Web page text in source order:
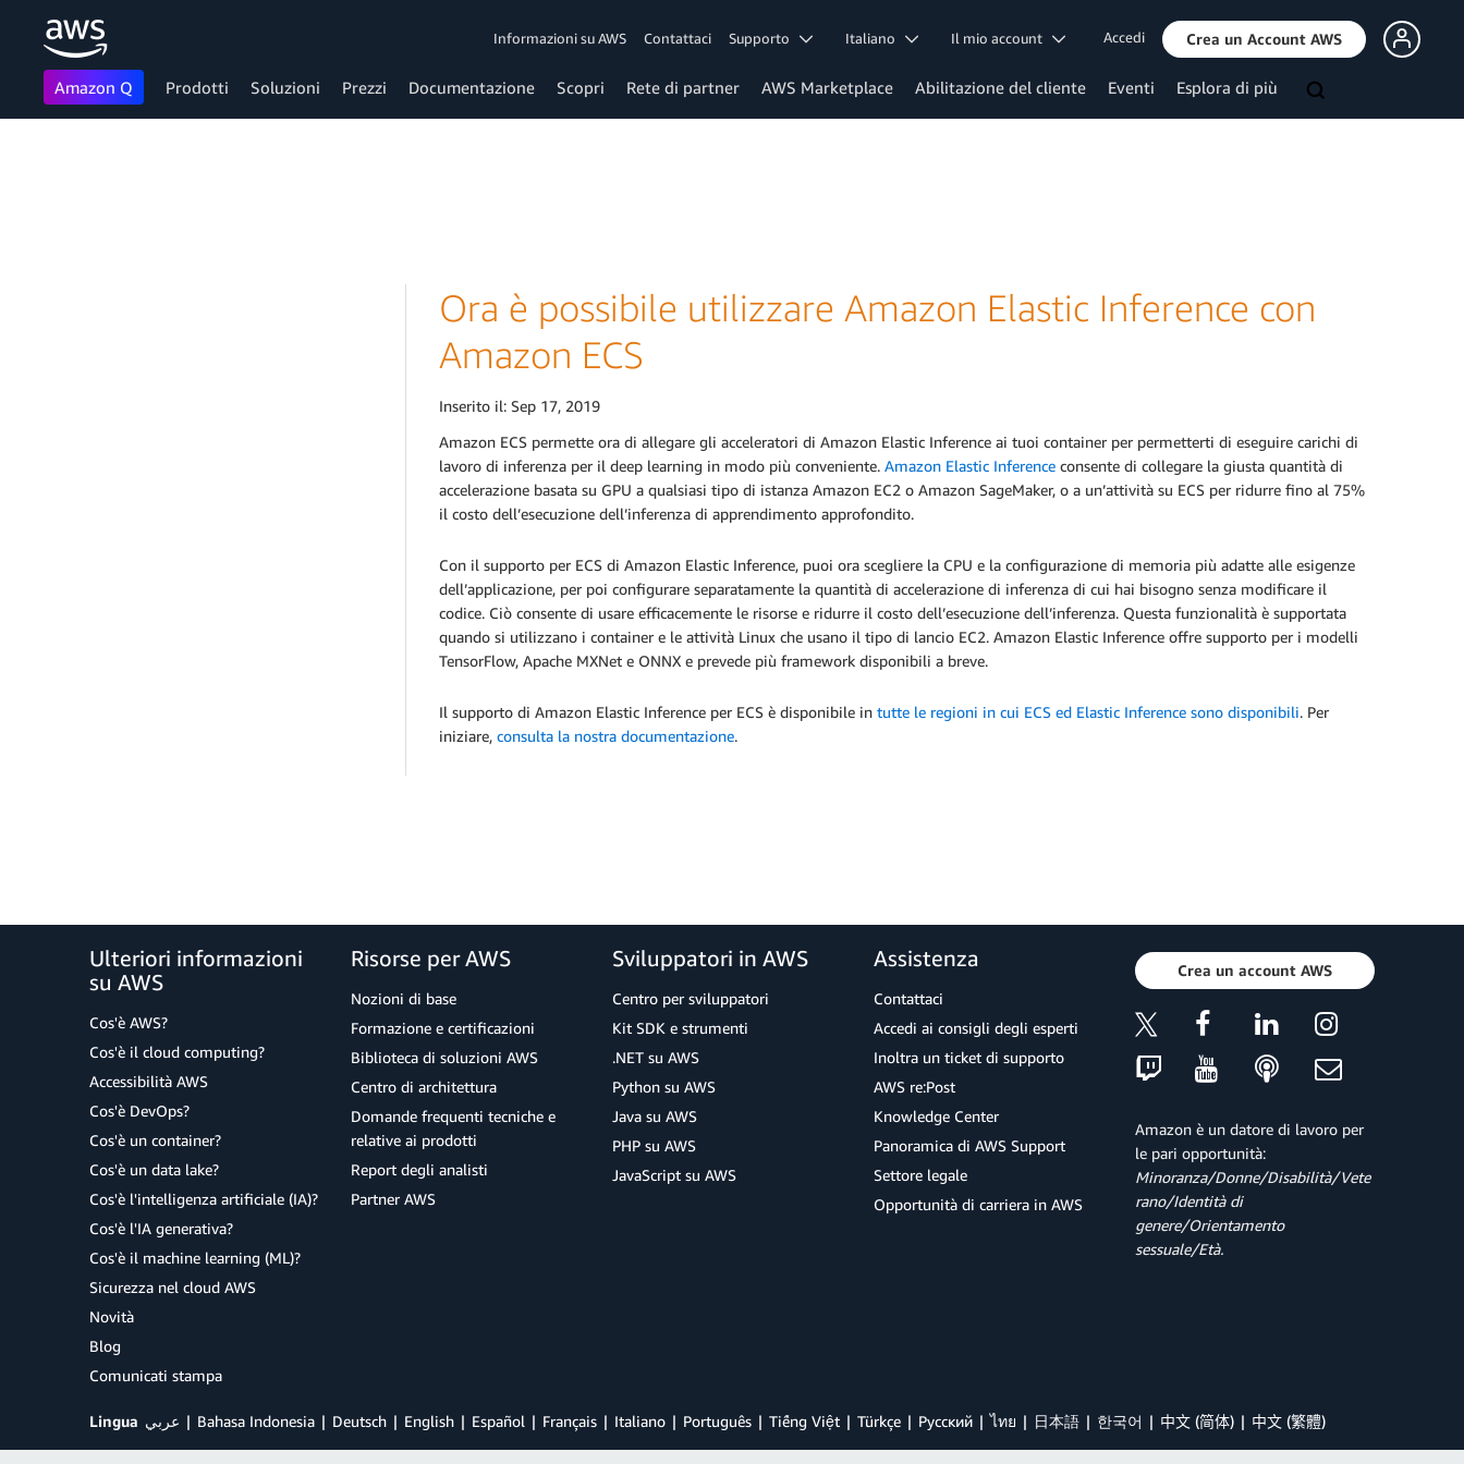
Informazioni su AWS Contattaci Supporto Italiano Il mio account Accedi Crea un Account AWS
Amazon Q Prodotti Soluzioni Prezzi Documentazione Scopri Rete di partner AWS Marketplace Abilitazione del cliente Eventi Esplora di più
Ora è possibile utilizzare Amazon Elastic Inference con
Amazon ECS
Inserito il: Sep 17, 2019
Amazon ECS permette ora di allegare gli acceleratori di Amazon Elastic Inference ai tuoi container per permetterti di eseguire carichi di
lavoro di inferenza per il deep learning in modo più conveniente. Amazon Elastic Inference consente di collegare la giusta quantità di
accelerazione basata su GPU a qualsiasi tipo di istanza Amazon EC2 o Amazon SageMaker, o a un’attività su ECS per ridurre fino al 75%
il costo dell’esecuzione dell’inferenza di apprendimento approfondito.
Con il supporto per ECS di Amazon Elastic Inference, puoi ora scegliere la CPU e la configurazione di memoria più adatte alle esigenze
dell’applicazione, per poi configurare separatamente la quantità di accelerazione di inferenza di cui hai bisogno senza modificare il
codice. Ciò consente di usare efficacemente le risorse e ridurre il costo dell’esecuzione dell’inferenza. Questa funzionalità è supportata
quando si utilizzano i container e le attività Linux che usano il tipo di lancio EC2. Amazon Elastic Inference offre supporto per i modelli
TensorFlow, Apache MXNet e ONNX e prevede più framework disponibili a breve.
Il supporto di Amazon Elastic Inference per ECS è disponibile in tutte le regioni in cui ECS ed Elastic Inference sono disponibili. Per
iniziare, consulta la nostra documentazione.
Ulteriori informazioni
su AWS
Cos'è AWS?
Cos'è il cloud computing?
Accessibilità AWS
Cos'è DevOps?
Cos'è un container?
Cos'è un data lake?
Cos'è l'intelligenza artificiale (IA)?
Cos'è l'IA generativa?
Cos'è il machine learning (ML)?
Sicurezza nel cloud AWS
Novità
Blog
Comunicati stampa
Risorse per AWS
Nozioni di base
Formazione e certificazioni
Biblioteca di soluzioni AWS
Centro di architettura
Domande frequenti tecniche e
relative ai prodotti
Report degli analisti
Partner AWS
Sviluppatori in AWS
Centro per sviluppatori
Kit SDK e strumenti
.NET su AWS
Python su AWS
Java su AWS
PHP su AWS
JavaScript su AWS
Assistenza
Contattaci
Accedi ai consigli degli esperti
Inoltra un ticket di supporto
AWS re:Post
Knowledge Center
Panoramica di AWS Support
Settore legale
Opportunità di carriera in AWS
Crea un account AWS
Amazon è un datore di lavoro per
le pari opportunità:
Minoranza/Donne/Disabilità/Vete
rano/Identità di
genere/Orientamento
sessuale/Età.
Lingua عربي Bahasa Indonesia Deutsch English Español Français Italiano Português Tiếng Việt Türkçe Ρусский ไทย 日本語 한국어 中文 (简体) 中文 (繁體)